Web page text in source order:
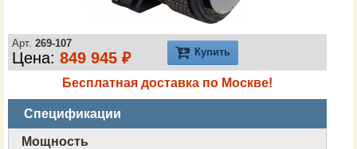
Арт. 269-107
Цена: 849 945 ₽ Купить
Бесплатная доставка по Москве!
Спецификации
Мощность